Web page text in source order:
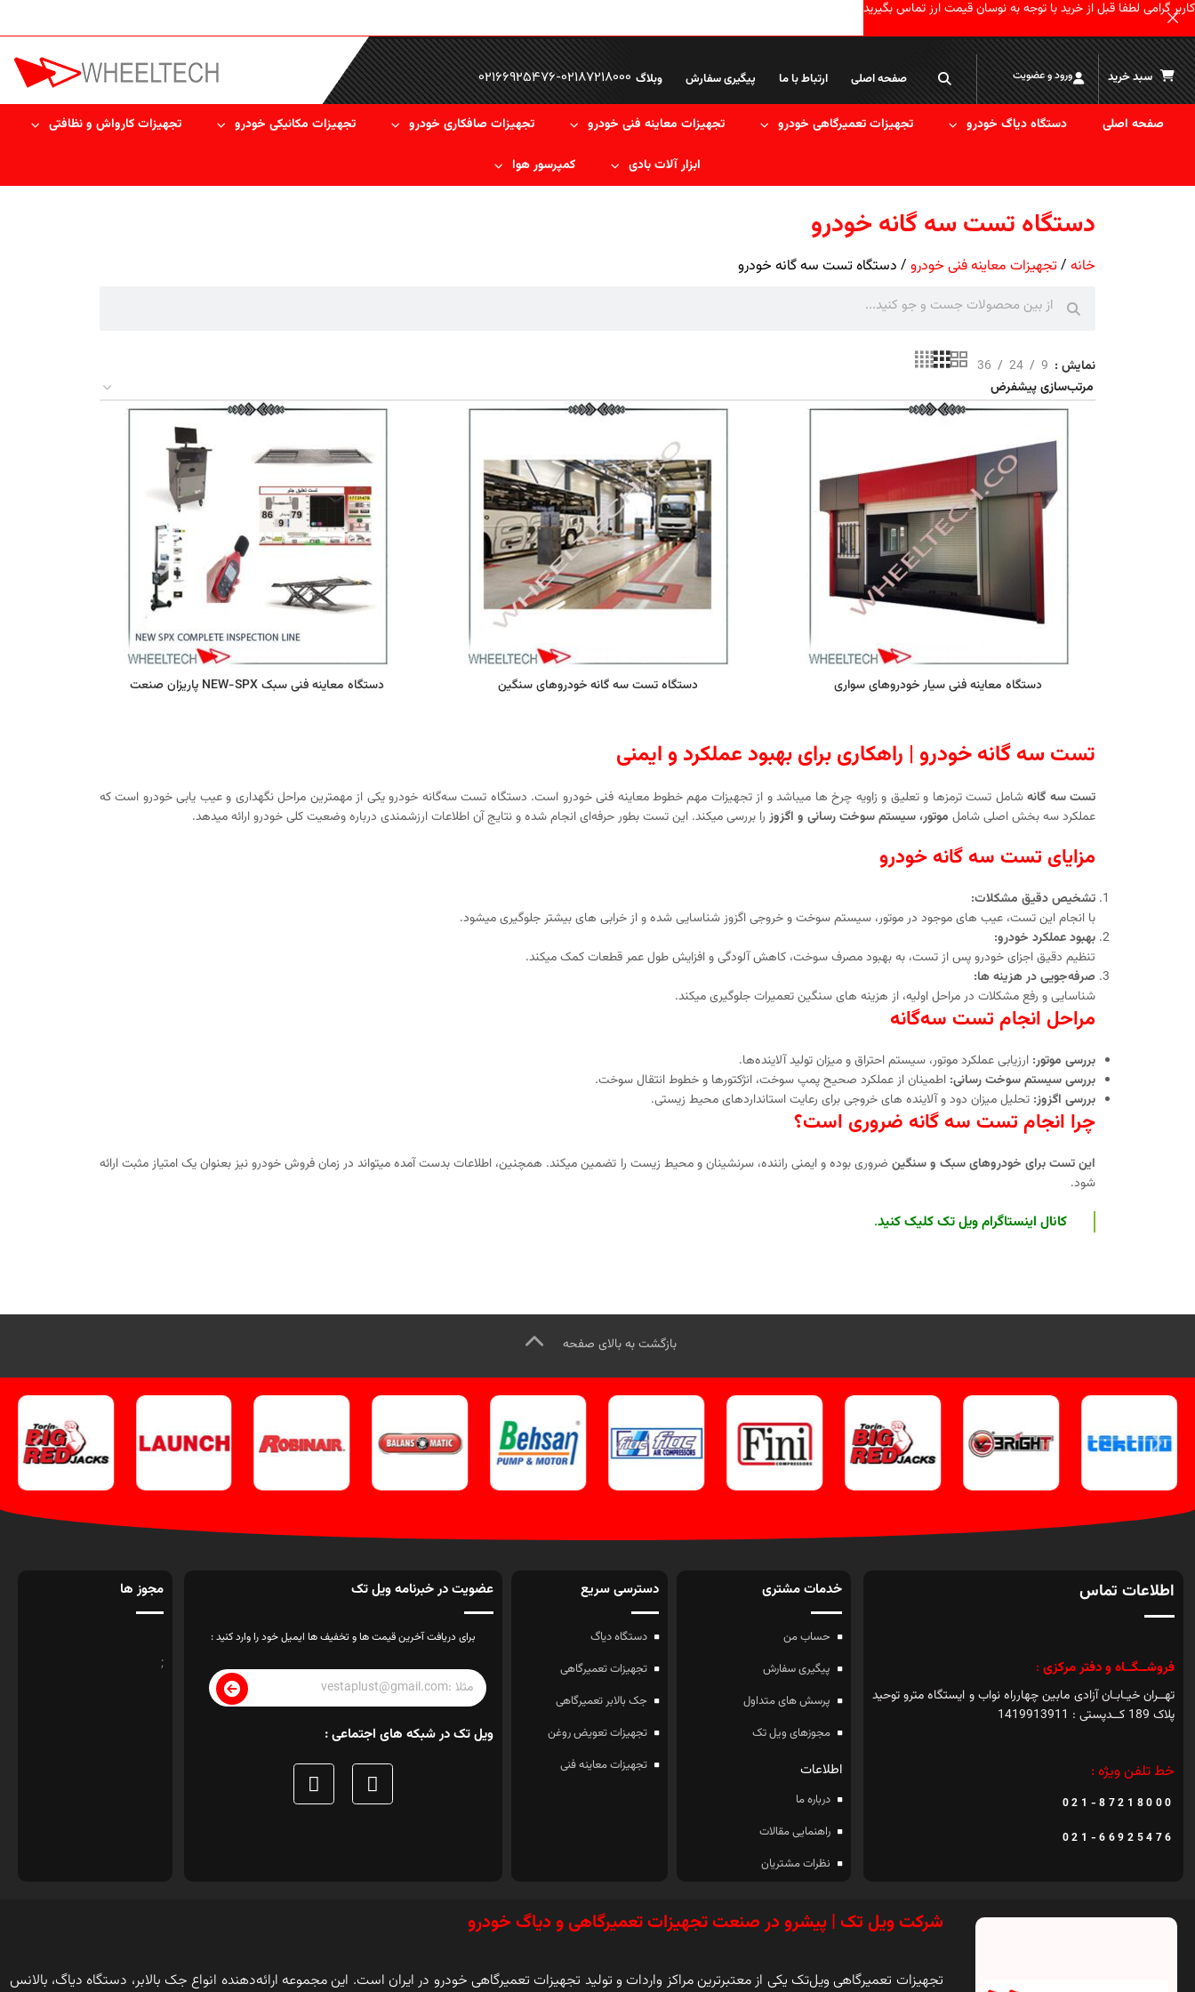
سبد خرید ورود و عضویت صفحه اصلی ارتباط با ما پیگیری سفارش وبلاگ 02166925476-02187218000
صفحه اصلی دستگاه دیاگ خودرو تجهیزات تعمیرگاهی خودرو تجهیزات معاینه فنی خودرو تجهیزات صافکاری خودرو تجهیزات مکانیکی خودرو تجهیزات کارواش و نظافتی
ابزار آلات بادی کمپرسور هوا
دستگاه تست سه گانه خودرو
خانه تجهیزات معاینه فنی خودرو دستگاه تست سه گانه خودرو
نمایش 9
24
36
دستگاه معاينه فنی سيار خودروهای سواری دستگاه تست سه گانه خودروهای سنگین دستگاه معاینه فنی سبک NEW-SPX پاریزان صنعت
تست سه‌ گانه خودرو | راهکاری برای بهبود عملکرد و ایمنی
تست سه گانهشامل تست ترمزها و تعلیق و زاویه چرخ ها میباشد و از تجهیزات مهم خطوط معاینه فنی خودرو است. دستگاه تست سه‌گانه خودرو یکی از مهمترین مراحل نگهداری و عیب یابی خودرو است که
عملکرد سه بخش اصلی شامل موتور، سیستم سوخت‌ رسانی و اگزوز را بررسی میکند. این تست بطور حرفه‌ای انجام شده و نتایج آن اطلاعات ارزشمندی درباره وضعیت کلی خودرو ارائه میدهد.
مزایای تست سه‌ گانه خودرو
تشخیص دقیق مشکلات:
با انجام این تست، عیب‌ های موجود در موتور، سیستم سوخت و خروجی اگزوز شناسایی شده و از خرابی‌ های بیشتر جلوگیری میشود.
بهبود عملکرد خودرو:
تنظیم دقیق اجزای خودرو پس از تست، به بهبود مصرف سوخت، کاهش آلودگی و افزایش طول عمر قطعات کمک میکند.
صرفه‌جویی در هزینه‌ ها:
شناسایی و رفع مشکلات در مراحل اولیه، از هزینه‌ های سنگین تعمیرات جلوگیری میکند.
مراحل انجام تست سه‌گانه
بررسی موتور: ارزیابی عملکرد موتور، سیستم احتراق و میزان تولید آلاینده‌ها.
بررسی سیستم سوخت‌ رسانی: اطمینان از عملکرد صحیح پمپ سوخت، انژکتورها و خطوط انتقال سوخت.
بررسی اگزوز: تحلیل میزان دود و آلاینده‌ های خروجی برای رعایت استانداردهای محیط‌ زیستی.
چرا انجام تست سه‌ گانه ضروری است؟
این تست برای خودروهای سبک و سنگین ضروری بوده و ایمنی راننده، سرنشینان و محیط زیست را تضمین میکند. همچنین، اطلاعات بدست‌ آمده میتواند در زمان فروش خودرو نیز بعنوان یک امتیاز مثبت ارائه
شود.
کانال اینستاگرام ویل تک کلیک کنید.
بازگشت به بالای صفحه
اطلاعات تماس
فروشــگــاه و دفتر مرکزی :
تهــران خیـابـان آزادی مابین چهارراه نواب و ایستگاه مترو توحید
پلاک 189 کــدپستی : 1419913911
خط تلفن ویژه :
021-87218000
021-66925476
خدمات مشتری
حساب من
پیگیری سفارش
پرسش های متداول
مجوزهای ویل تک
اطلاعات
درباره ما
راهنمایی مقالات
نظرات مشتریان
دسترسی سریع
دستگاه دیاگ
تجهیزات تعمیرگاهی
جک بالابر تعمیرگاهی
تجهیزات تعویض روغن
تجهیزات معاینه فنی
عضویت در خبرنامه ویل تک
برای دریافت آخرین قیمت ها و تخفیف ها ایمیل خود را وارد کنید :
ویل تک در شبکه های اجتماعی :
مجوز ها
;
شرکت ویل تک | پیشرو در صنعت تجهیزات تعمیرگاهی و دیاگ خودرو
تجهیزات تعمیرگاهی ویل‌تک یکی از معتبرترین مراکز واردات و تولید تجهیزات تعمیرگاهی خودرو در ایران است. این مجموعه ارائه‌دهنده انواع جک بالابر، دستگاه دیاگ، بالانس
کاربر گرامی لطفا قبل از خرید با توجه به نوسان قیمت ارز تماس بگیرید